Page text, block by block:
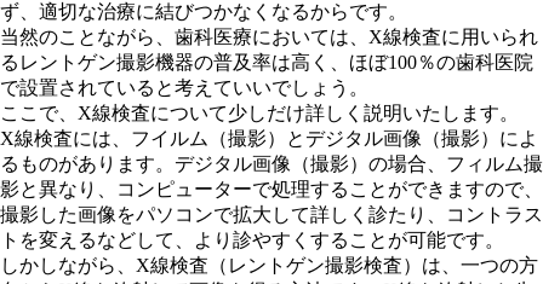
ず、適切な治療に結びつかなくなるからです。
当然のことながら、歯科医療においては、X線検査に用いられ
るレントゲン撮影機器の普及率は高く、ほぼ100％の歯科医院
で設置されていると考えていいでしょう。
ここで、X線検査について少しだけ詳しく説明いたします。
X線検査には、フイルム（撮影）とデジタル画像（撮影）によ
るものがあります。デジタル画像（撮影）の場合、フィルム撮
影と異なり、コンピューターで処理することができますので、
撮影した画像をパソコンで拡大して詳しく診たり、コントラス
トを変えるなどして、より診やすくすることが可能です。
しかしながら、X線検査（レントゲン撮影検査）は、一つの方